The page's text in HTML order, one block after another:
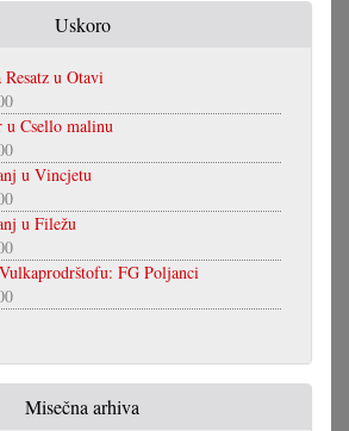
Uskoro
u Otavi
u Csello malinu
u Vincjetu
u Filežu
FG Poljanci
Misečna arhiva